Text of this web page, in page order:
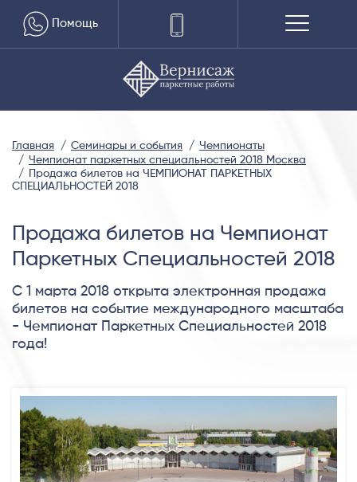
Помощь
Главная Семинары и события
Чемпионаты
Чемпионат паркетных специальностей 2018 Москва
Продажа билетов на ЧЕМПИОНАТ ПАРКЕТНЫХ
СПЕЦИАЛЬНОСТЕЙ 2018
Продажа билетов на Чемпионат
Паркетных Специальностей 2018
С 1 марта 2018 открыта электронная продажа
билетов на событие международного масштаба
- Чемпионат Паркетных Специальностей 2018
года!